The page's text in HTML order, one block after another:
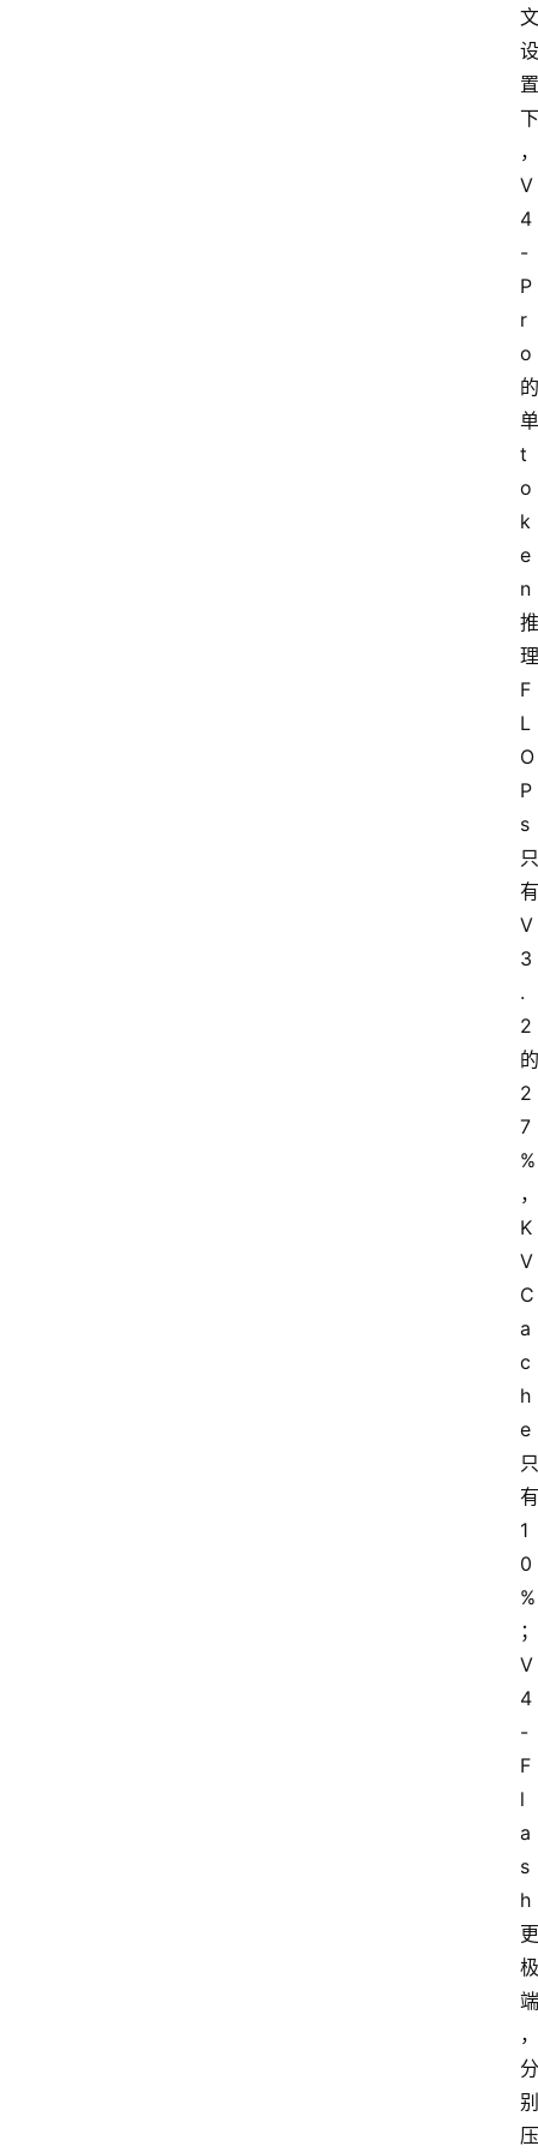
文
设
置
下
，
V
4
-
P
r
o
的
单
t
o
k
e
n
推
理
F
L
O
P
s
只
有
V
3
.
2
的
2
7
%
，
K
V
C
a
c
h
e
只
有
1
0
%
；
V
4
-
F
l
a
s
h
更
极
端
，
分
别
压